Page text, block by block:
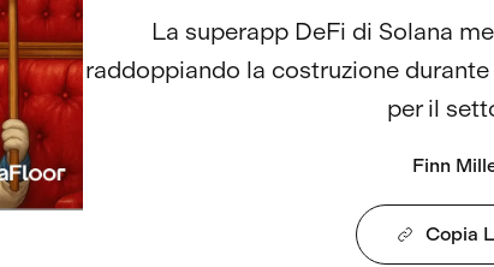
La superapp DeFi di Solana
raddoppiando la costruzione
per il
Finn
Copia